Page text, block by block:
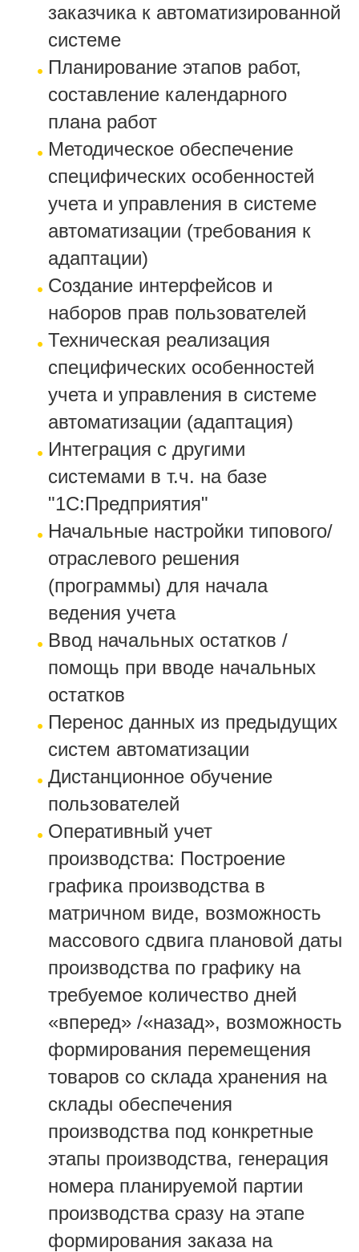
заказчика к автоматизированной
системе
Планирование этапов работ,
составление календарного
плана работ
Методическое обеспечение
специфических особенностей
учета и управления в системе
автоматизации (требования к
адаптации)
Создание интерфейсов и
наборов прав пользователей
Техническая реализация
специфических особенностей
учета и управления в системе
автоматизации (адаптация)
Интеграция с другими
системами в т.ч. на базе
"1С:Предприятия"
Начальные настройки типового/
отраслевого решения
(программы) для начала
ведения учета
Ввод начальных остатков /
помощь при вводе начальных
остатков
Перенос данных из предыдущих
систем автоматизации
Дистанционное обучение
пользователей
Оперативный учет
производства: Построение
графика производства в
матричном виде, возможность
массового сдвига плановой даты
производства по графику на
требуемое количество дней
«вперед» /«назад», возможность
формирования перемещения
товаров со склада хранения на
склады обеспечения
производства под конкретные
этапы производства, генерация
номера планируемой партии
производства сразу на этапе
формирования заказа на